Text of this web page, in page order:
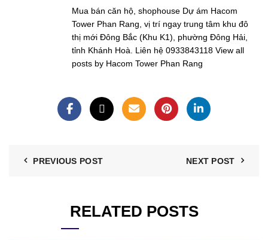
Mua bán căn hộ, shophouse Dự ám Hacom
Tower Phan Rang, vị trí ngay trung tâm khu đô
thị mới Đông Bắc (Khu K1), phường Đông Hải,
tỉnh Khánh Hoà. Liên hệ 0933843118 View all
posts by Hacom Tower Phan Rang
PREVIOUS POST NEXT POST
RELATED POSTS